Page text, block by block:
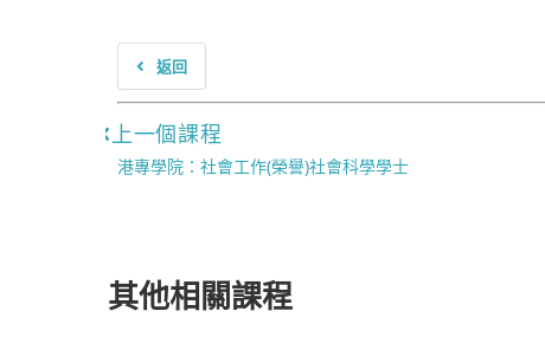
返回
上一個課程
港專學院：社會工作(榮譽)社會科學學士
其他相關課程